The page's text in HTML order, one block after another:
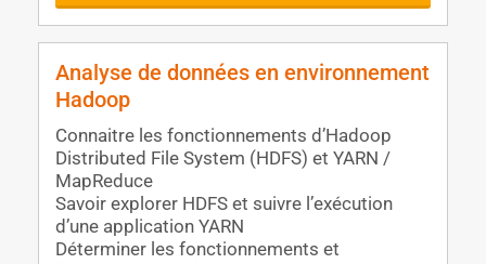
Analyse de données en environnement
Hadoop
Connaitre les fonctionnements d’Hadoop
Distributed File System (HDFS) et YARN /
MapReduce
Savoir explorer HDFS et suivre l’exécution
d’une application YARN
Déterminer les fonctionnements et